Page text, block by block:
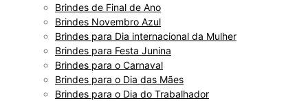
Brindes de Final de Ano
Brindes Novembro Azul
Brindes para Dia internacional da Mulher
Brindes para Festa Junina
Brindes para o Carnaval
Brindes para o Dia das Mães
Brindes para o Dia do Trabalhador